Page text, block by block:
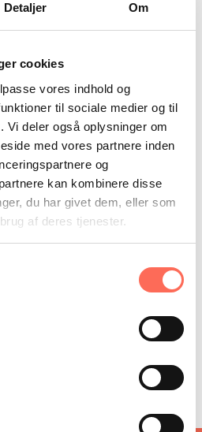
Detaljer Om
cookies
vores indhold og
til sociale medier og til
Vi deler også oplysninger om
med vores partnere inden
og
kan kombinere disse
du har givet dem, eller som
af deres tjenester.
om arvestridigheder i